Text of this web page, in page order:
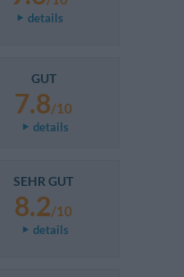
details
GUT
7.8/10
details
SEHR GUT
8.2/10
details